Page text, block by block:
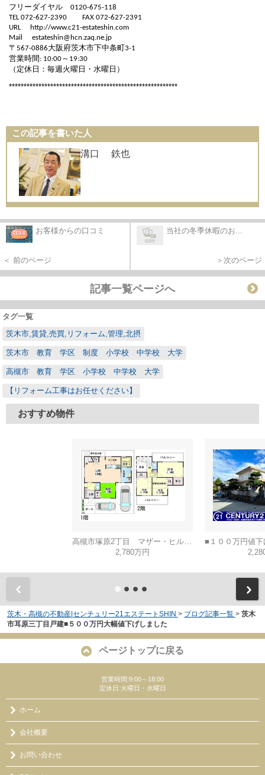
フリーダイヤル 0120-675-118
TEL 072-627-2390
FAX 072-627-2391
URL
http://www.c21-estateshin.com
Mail
estateshin@hcn.zaq.ne.jp
〒 567-0886大阪府茨木市下中条町3-1
営業時間 : 10:00～ 19:30
（定休日：毎週火曜日・水曜日）
*********************************************************
この記事を書いた人
溝口 鉄也
お客様からの口コミ
＜ 前のページ
当社の冬季休暇のお...
＞次のページ
記事一覧ページへ
タグ一覧
茨木市,賃貸,売買,リフォーム,管理,北摂
茨木市 教育 学区 制度 小学校 中学校 大学
高槻市 教育 学区 小学校 中学校 大学
【リフォーム工事はお任せください】
おすすめ物件
2,780万円
茨木・高槻の不動産|センチュリー21エステートSHIN > ブログ記事一覧 > 茨木
市耳原三丁目戸建■５００万円大幅値下げしました
ページトップに戻る
営業時間:9:00～18:00
定休日:火曜日・水曜日
ホーム
会社概要
お問い合わせ